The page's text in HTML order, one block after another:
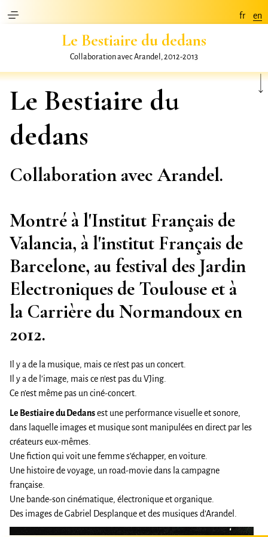
nouvellese répandit vite.
Il arrivait enfin àprojeter desfilm
s
et parfois tout
Projet de roman graphique, en cours, 2019
Eldorado
Commission, Vuitton Fondation, Vuitton Radio, 2016
Flawd, Only Love
Clip, Collectif Lacune, 2016
Zanz in Lenfer / Moriarty
Commande, Collectif Lacune, 2016
Le Bestiaire du dedans
Les fontaines magiques
Commande P.N.R. - Parc Naturel des Landes, 2007
fr en
Le Bestiaire du dedans
Collaboration avec Arandel, 2012-2013
Le Bestiaire du
dedans
Collaboration avec Arandel.
Montré à l'Institut Français de
Valancia, à l'institut Français de
Barcelone, au festival des Jardin
Electroniques de Toulouse et à
la Carrière du Normandoux en
2012.
Il y a de la musique, mais ce n’est pas un concert.
Il y a de l’image, mais ce n’est pas du VJing.
Ce n’est même pas un ciné-concert.
Le Bestiaire du Dedansest une performance visuelle et sonore,
dans laquelle images et musique sont manipulées en direct par les
créateurs eux-mêmes.
Une fiction qui voit une femme s’échapper, en voiture.
Une histoire de voyage, un road-movie dans la campagne
française.
Une bande-son cinématique, électronique et organique.
Des images de Gabriel Desplanque et des musiques d’Arandel.